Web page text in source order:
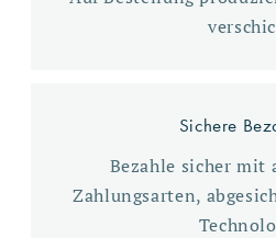
Sichere
Bezahle sicher mit
Zahlungsarten,